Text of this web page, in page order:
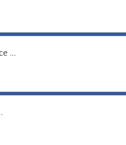
Hauts-de-France ...
au Port fluvial ...